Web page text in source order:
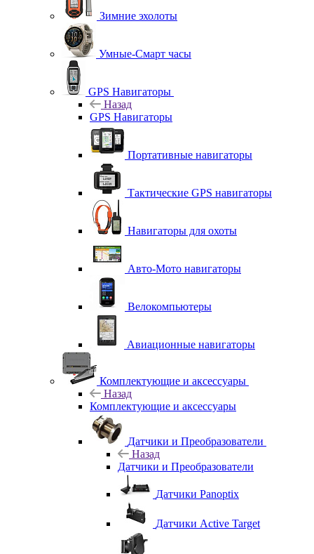
Зимние эхолоты
Умные-Смарт часы
GPS Навигаторы
Назад
GPS Навигаторы
Портативные навигаторы
Тактические GPS навигаторы
Навигаторы для охоты
Авто-Мото навигаторы
Велокомпьютеры
Авиационные навигаторы
Комплектующие и аксессуары
Назад
Комплектующие и аксессуары
Датчики и Преобразователи
Назад
Датчики и Преобразователи
Датчики Panoptix
Датчики Active Target